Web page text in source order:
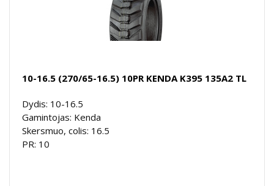
10-16.5 (270/65-16.5) 10PR KENDA K395 135A2 TL
Dydis: 10-16.5
Gamintojas: Kenda
Skersmuo, colis: 16.5
PR: 10